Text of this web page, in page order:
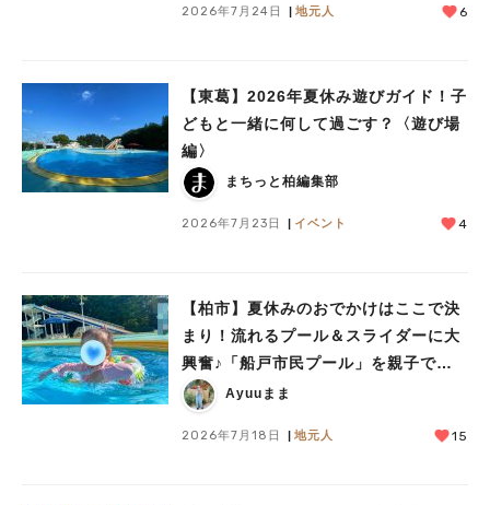
2026年7月24日 地元人 6
【東葛】2026年夏休み遊びガイド！子
どもと一緒に何して過ごす？〈遊び場
編〉
まちっと柏編集部
2026年7月23日 イベント 4
【柏市】夏休みのおでかけはここで決
まり！流れるプール＆スライダーに大
興奮♪「船戸市民プール」を親子で満
喫してきました！
Ayuuまま
2026年7月18日 地元人 15